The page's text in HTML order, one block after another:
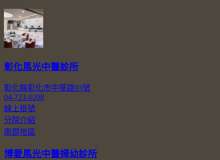
彰化馬光中醫診所
彰化縣彰化市中華路93號
04-723-0208
線上掛號
分院介紹
南部地區
博愛馬光中醫婦幼診所